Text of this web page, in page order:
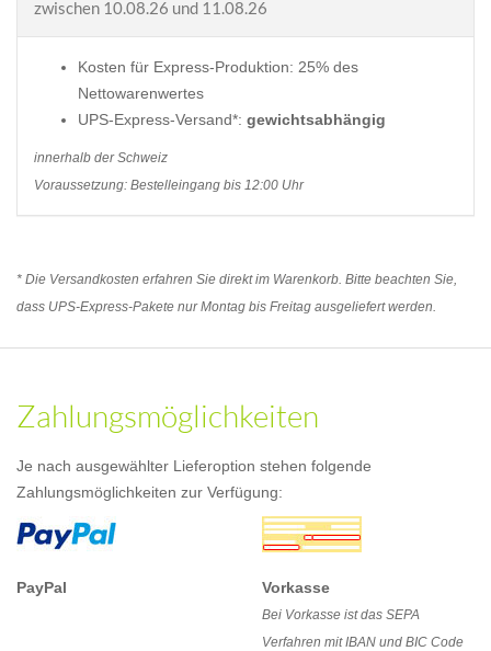
zwischen 10.08.26 und 11.08.26
Kosten für Express-Produktion: 25% des
Nettowarenwertes
UPS-Express-Versand*: gewichtsabhängig
innerhalb der Schweiz
Voraussetzung: Bestelleingang bis 12:00 Uhr
* Die Versandkosten erfahren Sie direkt im Warenkorb. Bitte beachten Sie,
dass UPS-Express-Pakete nur Montag bis Freitag ausgeliefert werden.
Zahlungsmöglichkeiten
Je nach ausgewählter Lieferoption stehen folgende
Zahlungsmöglichkeiten zur Verfügung:
PayPal Vorkasse
Bei Vorkasse ist das SEPA
Verfahren mit IBAN und BIC Code